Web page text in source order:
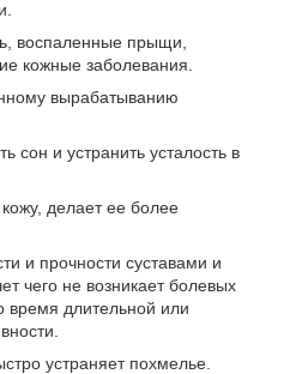
воспаленные прыщи,
кожные заболевания.
вырабатыванию
сон и устранить усталость в
делает ее более
и прочности суставами и
чего не возникает болевых
время длительной или
устраняет похмелье.